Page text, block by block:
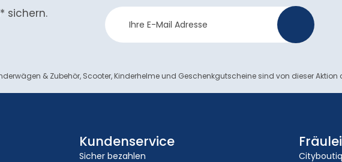
* sichern.
Newsletter
Anmeldung
& Zubehör, Scooter, Kinderhelme und Geschenkgutscheine sind von dieser
Kundenservice
Sicher bezahlen